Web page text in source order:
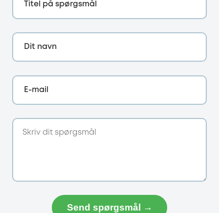
Titel på spørgsmål
Dit navn
E-mail
Send spørgsmål →